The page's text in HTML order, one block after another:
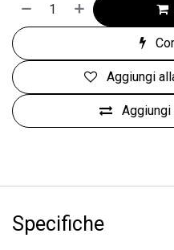
Aggiungi
Specifiche